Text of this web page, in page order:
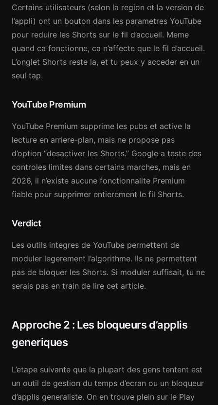
Certains utilisateurs (selon la region et la version de
l’appli) ont un bouton dans les parametres YouTube
pour reduire les Shorts sur le fil d’accueil. Meme
quand ca fonctionne, ca n’affecte que le fil d’accueil.
L’onglet Shorts reste la, et tu peux y acceder en un
seul tap.
YouTube Premium
YouTube Premium supprime les pubs et active la
lecture en arriere-plan, mais ne propose pas
d’option “desactiver les Shorts.” Google a teste des
controles limites dans certains marches, mais en
2026, il n’existe aucune fonctionnalite Premium
fiable pour supprimer entierement le fil Shorts.
Verdict
Les outils integres de YouTube permettent de
moduler legerement l’algorithme. Ils ne permettent
pas de bloquer les Shorts. Si moduler suffisait, tu ne
serais pas en train de lire cet article.
Approche 2 : Les bloqueurs d’applis
generiques
L’etape suivante que la plupart des gens tentent est
un outil de gestion du temps d’ecran ou un bloqueur
d’applis generaliste. On en trouve plein sur le Play